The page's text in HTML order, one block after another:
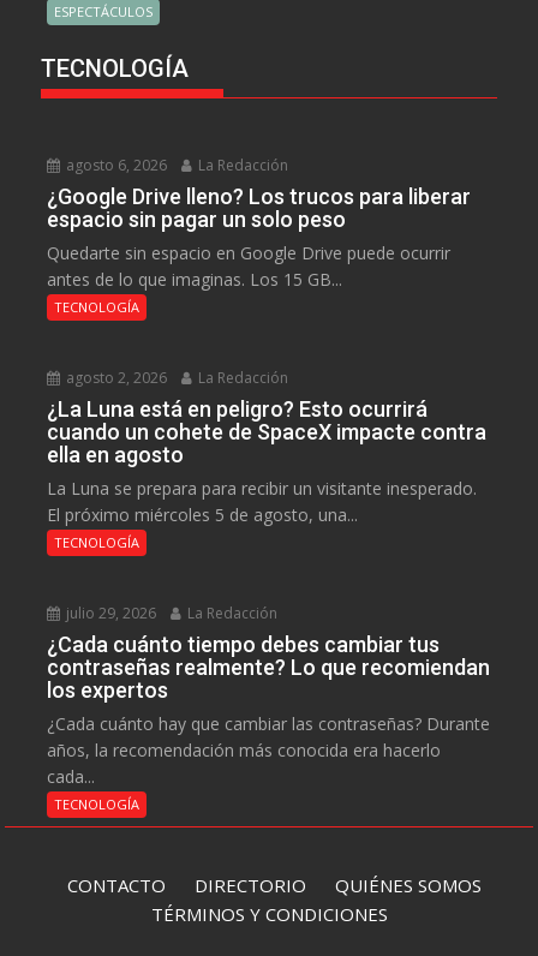
ESPECTÁCULOS
TECNOLOGÍA
agosto 6, 2026 La Redacción
¿Google Drive lleno? Los trucos para liberar
espacio sin pagar un solo peso
Quedarte sin espacio en Google Drive puede ocurrir
antes de lo que imaginas. Los 15 GB...
TECNOLOGÍA
agosto 2, 2026 La Redacción
¿La Luna está en peligro? Esto ocurrirá
cuando un cohete de SpaceX impacte contra
ella en agosto
La Luna se prepara para recibir un visitante inesperado.
El próximo miércoles 5 de agosto, una...
TECNOLOGÍA
julio 29, 2026 La Redacción
¿Cada cuánto tiempo debes cambiar tus
contraseñas realmente? Lo que recomiendan
los expertos
¿Cada cuánto hay que cambiar las contraseñas? Durante
años, la recomendación más conocida era hacerlo
cada...
TECNOLOGÍA
CONTACTO DIRECTORIO QUIÉNES SOMOS
TÉRMINOS Y CONDICIONES